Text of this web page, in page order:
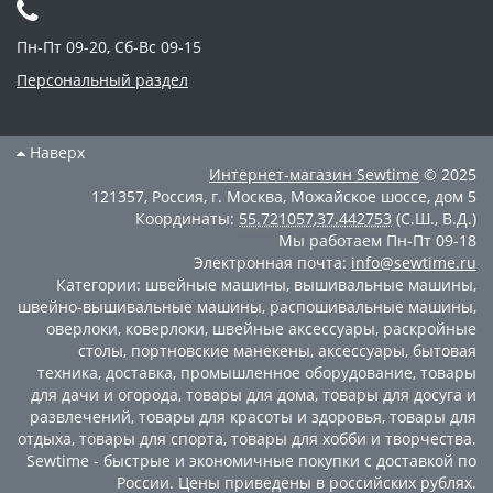
Пн-Пт 09-20, Сб-Вс 09-15
Персональный раздел
Наверх
Интернет-магазин Sewtime © 2025
121357, Россия, г. Москва, Можайское шоссе, дом 5
Координаты: 55.721057,37.442753 (С.Ш., В.Д.)
Мы работаем Пн-Пт 09-18
Электронная почта: info@sewtime.ru
Категории: швейные машины, вышивальные машины,
швейно-вышивальные машины, распошивальные машины,
оверлоки, коверлоки, швейные аксессуары, раскройные
столы, портновские манекены, аксессуары, бытовая
техника, доставка, промышленное оборудование, товары
для дачи и огорода, товары для дома, товары для досуга и
развлечений, товары для красоты и здоровья, товары для
отдыха, товары для спорта, товары для хобби и творчества.
Sewtime - быстрые и экономичные покупки с доставкой по
России. Цены приведены в российских рублях.